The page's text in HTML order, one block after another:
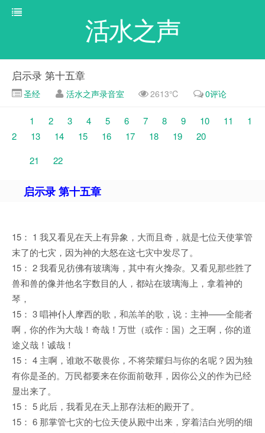
活水之声
启示录 第十五章
圣经 活水之声录音室 2613℃ 0评论
1 2 3 4 5 6 7 8 9 10 11
1
2
13 14 15 16 17 18 19
20
21
22
启示录 第十五章
15： 1 我又看见在天上有异象，大而且奇，就是七位天使掌管
末了的七灾，因为神的大怒在这七灾中发尽了。
15： 2 我看见彷佛有玻璃海，其中有火搀杂。又看见那些胜了
兽和兽的像并他名字数目的人，都站在玻璃海上，拿着神的
琴，
15： 3 唱神仆人摩西的歌，和羔羊的歌，说：主神——全能者
啊，你的作为大哉！奇哉！万世（或作：国）之王啊，你的道
途义哉！诚哉！
15： 4 主啊，谁敢不敬畏你，不将荣耀归与你的名呢？因为独
有你是圣的。万民都要来在你面前敬拜，因你公义的作为已经
显出来了。
15： 5 此后，我看见在天上那存法柜的殿开了。
15： 6 那掌管七灾的七位天使从殿中出来，穿着洁白光明的细